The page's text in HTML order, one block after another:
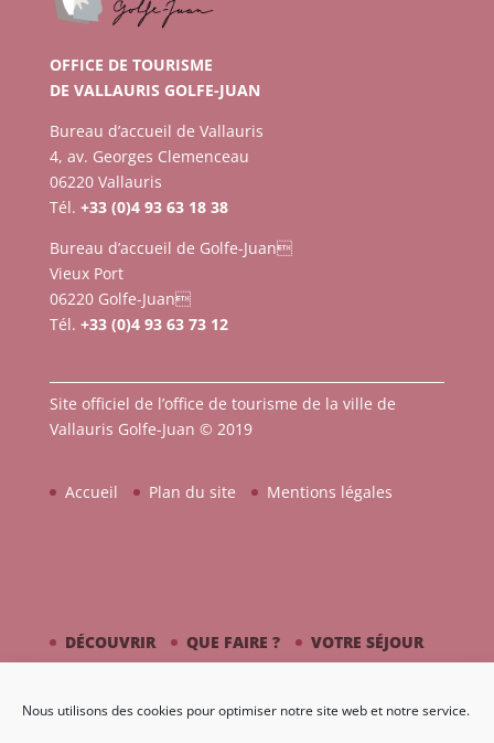
Nous utilisons des cookies pour optimiser notre site web et notre service.
OFFICE DE TOURISME
DE VALLAURIS GOLFE-JUAN
Bureau d’accueil de Vallauris
4, av. Georges Clemenceau
06220 Vallauris
Tél. +33 (0)4 93 63 18 38
Bureau d’accueil de Golfe-Juan
Vieux Port
06220 Golfe-Juan
Tél. +33 (0)4 93 63 73 12
Site officiel de l’office de tourisme de la ville de
Vallauris Golfe-Juan © 2019
Accueil Plan du site Mentions légales
DÉCOUVRIR QUE FAIRE ?
VOTRE SÉJOUR